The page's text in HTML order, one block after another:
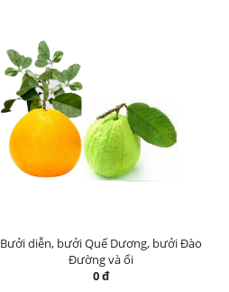
Bưởi diễn, bưởi Quế Dương, bưởi Đào
Đường và ổi
0 đ